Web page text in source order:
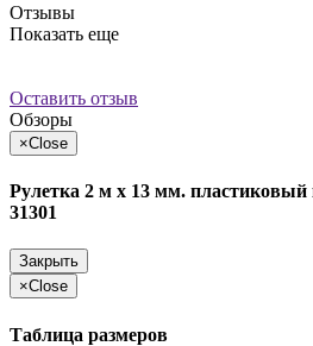
Отзывы
Показать еще
Оставить отзыв
Обзоры
×Close
Рулетка 2 м х 13 мм. пластиковый
31301
Закрыть
×Close
Таблица размеров